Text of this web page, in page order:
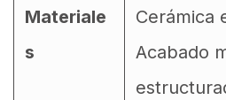
Materiale
s
Cerámica
Acabado